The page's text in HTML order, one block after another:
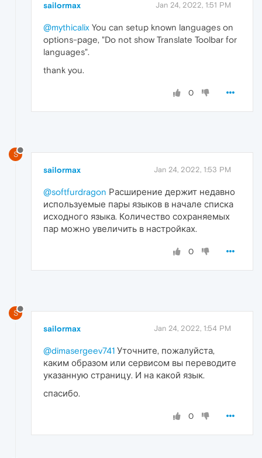
sailormax Jan 24, 2022, 1:51 PM
@mythicalix You can setup known languages on
options-page, "Do not show Translate Toolbar for
languages".
thank you.
0
S
sailormax Jan 24, 2022, 1:53 PM
@softfurdragon Расширение держит недавно
используемые пары языков в начале списка
исходного языка. Количество сохраняемых
пар можно увеличить в настройках.
0
S
sailormax Jan 24, 2022, 1:54 PM
@dimasergeev741 Уточните, пожалуйста,
каким образом или сервисом вы переводите
указанную страницу. И на какой язык.
спасибо.
0